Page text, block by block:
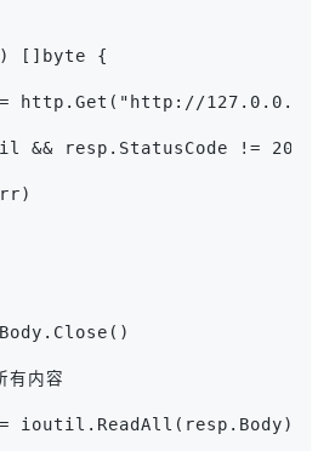
[]byte {
http.Get("http://
&& resp.StatusCode != 200 {
有内容
ioutil.ReadAll(resp.Body)